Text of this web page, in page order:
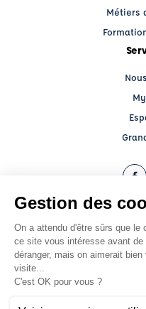
Métiers
© 2026 École de